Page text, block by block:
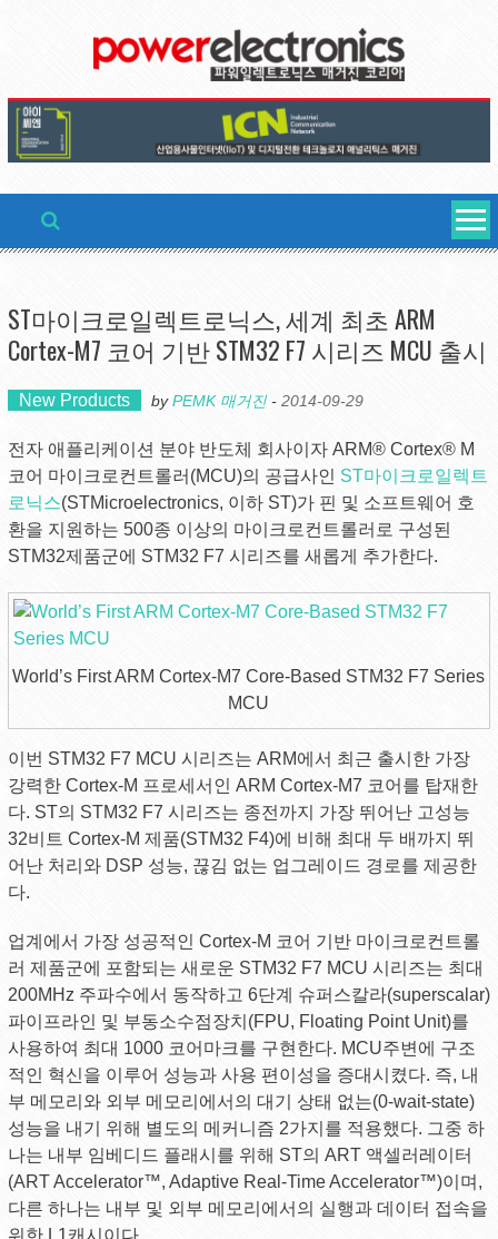
ST마이크로일렉트로닉스, 세계 최초 ARM
Cortex-M7 코어 기반 STM32 F7 시리즈 MCU 출시
New Products byPEMK 매거진- 2014-09-29
전자 애플리케이션 분야 반도체 회사이자 ARM® Cortex® M
코어 마이크로컨트롤러(MCU)의 공급사인 ST마이크로일렉트
로닉스(STMicroelectronics, 이하 ST)가 핀 및 소프트웨어 호
환을 지원하는 500종 이상의 마이크로컨트롤러로 구성된
STM32제품군에 STM32 F7 시리즈를 새롭게 추가한다.
World’s First ARM Cortex-M7 Core-Based STM32 F7 Series
MCU
이번 STM32 F7 MCU 시리즈는 ARM에서 최근 출시한 가장
강력한 Cortex-M 프로세서인 ARM Cortex-M7 코어를 탑재한
다. ST의 STM32 F7 시리즈는 종전까지 가장 뛰어난 고성능
32비트 Cortex-M 제품(STM32 F4)에 비해 최대 두 배까지 뛰
어난 처리와 DSP 성능, 끊김 없는 업그레이드 경로를 제공한
다.
업계에서 가장 성공적인 Cortex-M 코어 기반 마이크로컨트롤
러 제품군에 포함되는 새로운 STM32 F7 MCU 시리즈는 최대
200MHz 주파수에서 동작하고 6단계 슈퍼스칼라(superscalar)
파이프라인 및 부동소수점장치(FPU, Floating Point Unit)를
사용하여 최대 1000 코어마크를 구현한다. MCU주변에 구조
적인 혁신을 이루어 성능과 사용 편이성을 증대시켰다. 즉, 내
부 메모리와 외부 메모리에서의 대기 상태 없는(0-wait-state)
성능을 내기 위해 별도의 메커니즘 2가지를 적용했다. 그중 하
나는 내부 임베디드 플래시를 위해 ST의 ART 액셀러레이터
(ART Accelerator™, Adaptive Real-Time Accelerator™)이며,
다른 하나는 내부 및 외부 메모리에서의 실행과 데이터 접속을